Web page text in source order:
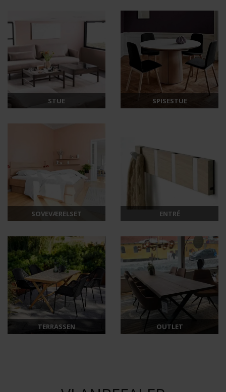
STUE SPISESTUE
SOVEVÆRELSET ENTRÉ
TERRASSEN OUTLET